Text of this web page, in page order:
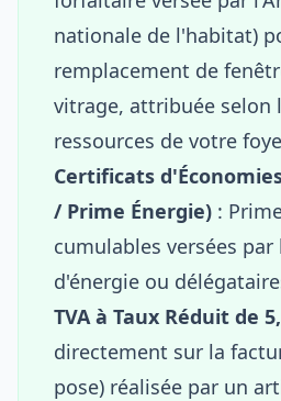
nationale de l'habitat)
remplacement de
vitrage, attribuée selon
ressources de votre
Certificats
/ Prime Énergie) :
cumulables versées
d'énergie ou
TVA à Taux Réduit de
directement sur la
pose) réalisée par un